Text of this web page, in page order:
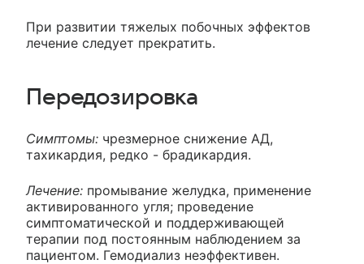
При развитии тяжелых побочных эффектов
лечение следует прекратить.
Передозировка
Симптомы: чрезмерное снижение АД,
тахикардия, редко - брадикардия.
Лечение: промывание желудка, применение
активированного угля; проведение
симптоматической и поддерживающей
терапии под постоянным наблюдением за
пациентом. Гемодиализ неэффективен.